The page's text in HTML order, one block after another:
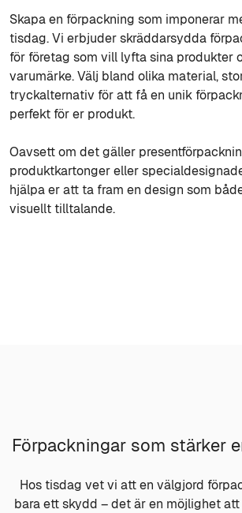
Skapa en förpackning som imponerar
tisdag. Vi erbjuder skräddarsydda
för företag som vill lyfta sina produkter
varumärke. Välj bland olika material,
tryckalternativ för att få en unik
perfekt för er produkt.
Oavsett om det gäller
produktkartonger eller
hjälpa er att ta fram en design som
visuellt tilltalande.
Förpackningar som stärker
Hos tisdag vet vi att en välgjord
bara ett skydd – det är en möjlighet